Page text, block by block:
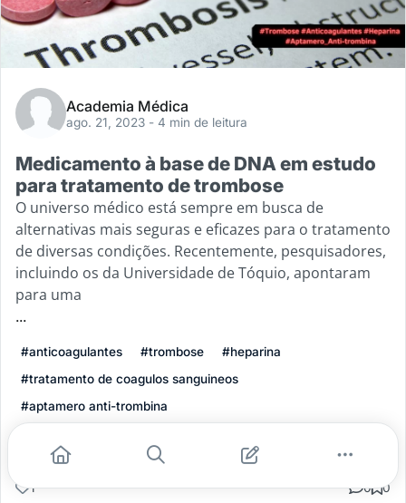
Academia Médica
ago. 21, 2023 - 4 min de leitura
Medicamento à base de DNA em estudo
para tratamento de trombose
O universo médico está sempre em busca de
alternativas mais seguras e eficazes para o tratamento
de diversas condições. Recentemente, pesquisadores,
incluindo os da Universidade de Tóquio, apontaram
para uma
...
#anticoagulantes #trombose
#heparina
#tratamento de coagulos sanguineos
#aptamero anti-trombina
Leia mais
1 0 0